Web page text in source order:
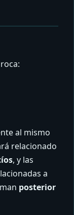
al mismo
relacionado
, y las
a
posterior